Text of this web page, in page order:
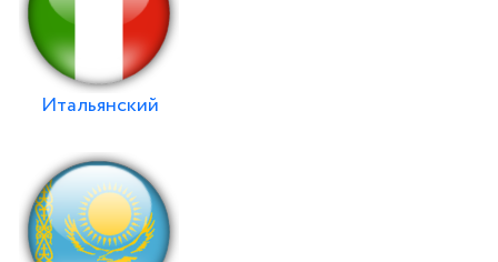
Итальянский